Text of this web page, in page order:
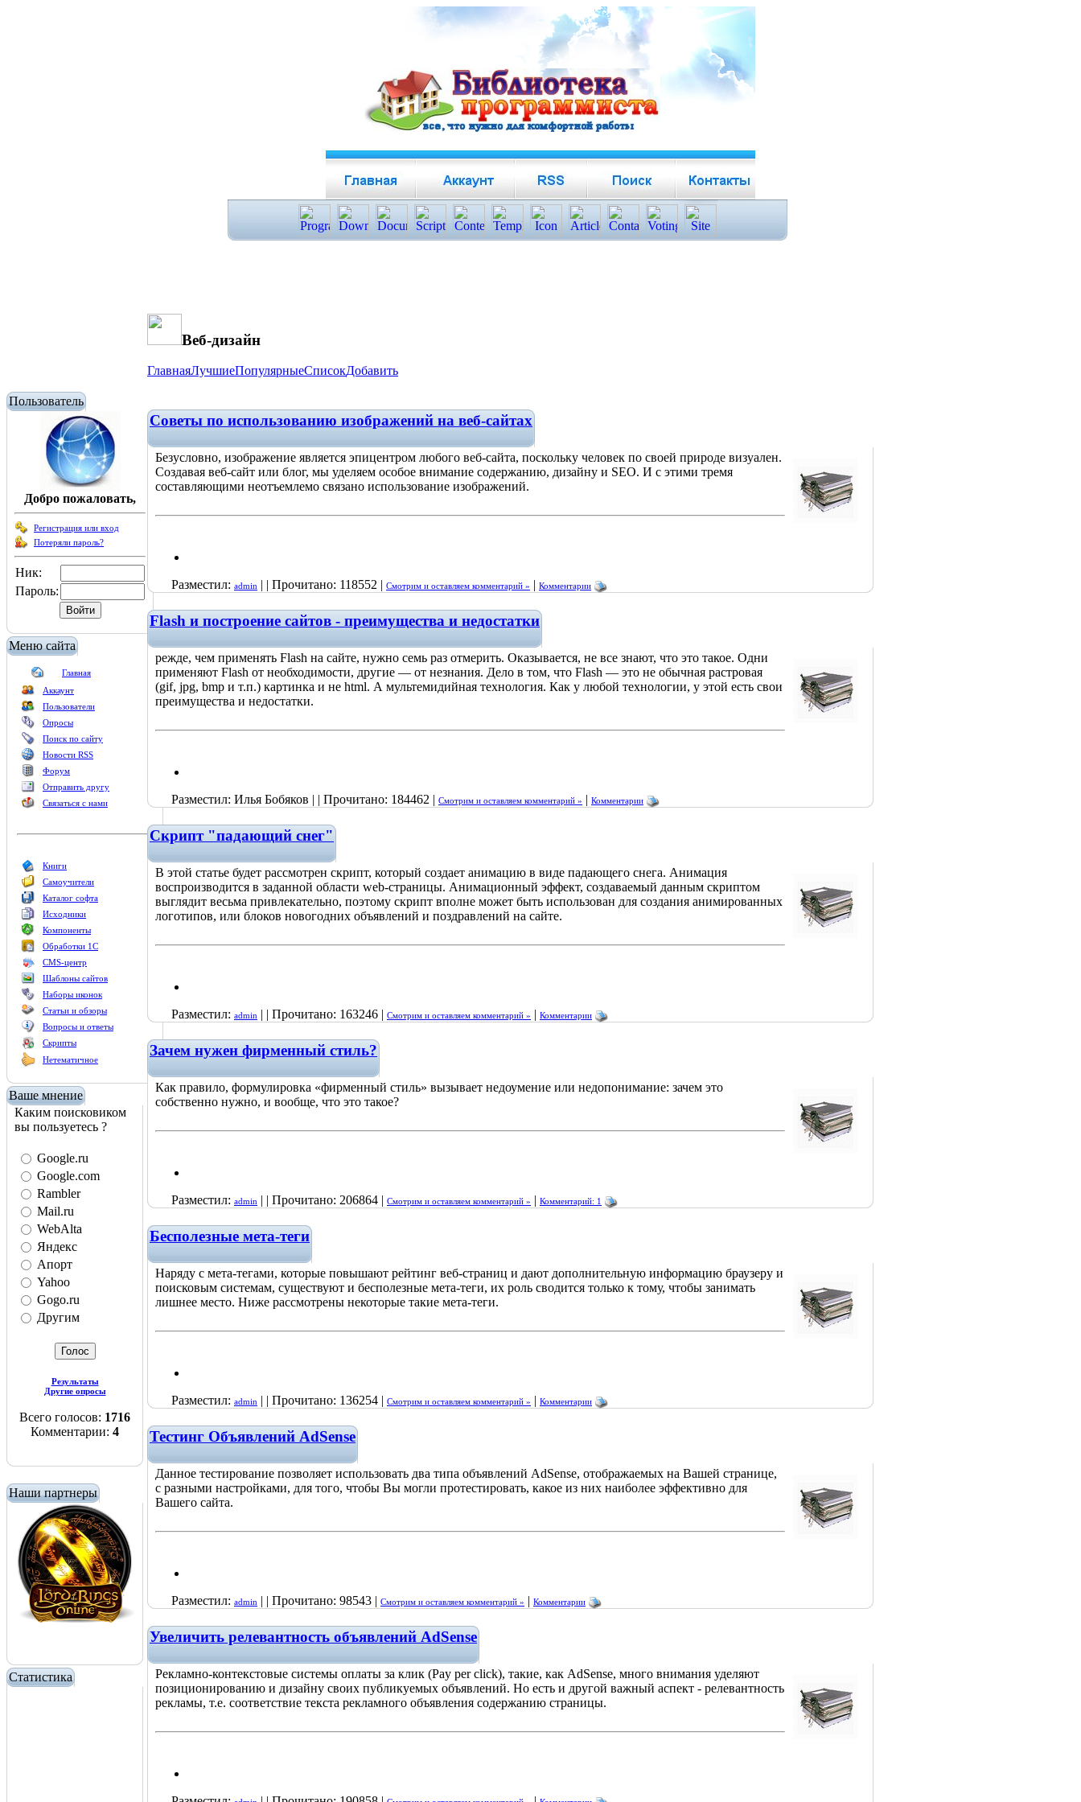
Пользователь
Добро пожаловать,
Регистрация или вход
Потеряли пароль?
Ник:
Пароль:
Меню сайта
Главная
Аккаунт
Пользователи
Опросы
Поиск по сайту
Новости RSS
Форум
Отправить другу
Связаться с нами
Книги
Самоучители
Каталог софта
Исходники
Компоненты
Обработки 1С
CMS-центр
Шаблоны сайтов
Наборы иконок
Статьи и обзоры
Вопросы и ответы
Скрипты
Нетематичное
Ваше мнение
Каким поисковиком
вы пользуетесь ?
Google.ru
Google.com
Rambler
Mail.ru
WebAlta
Яндекс
Апорт
Yahoo
Gogo.ru
Другим
Результаты
Другие опросы
Всего голосов: 1716
Комментарии: 4
Наши партнеры
Статистика
Веб-дизайн
ГлавнаяЛучшиеПопулярныеСписокДобавить
Советы по использованию изображений на веб-сайтах
Безусловно, изображение является эпицентром любого веб-сайта, поскольку человек по своей природе визуален.
Создавая веб-сайт или блог, мы уделяем особое внимание содержанию, дизайну и SEO. И с этими тремя
составляющими неотъемлемо связано использование изображений.
Разместил: admin | | Прочитано: 118552 | Смотрим и оставляем комментарий » | Комментарии
Flash и построение сайтов - преимущества и недостатки
режде, чем применять Flash на сайте, нужно семь раз отмерить. Оказывается, не все знают, что это такое. Одни
применяют Flash от необходимости, другие — от незнания. Дело в том, что Flash — это не обычная растровая
(gif, jpg, bmp и т.п.) картинка и не html. А мультемидийная технология. Как у любой технологии, у этой есть свои
преимущества и недостатки.
Разместил: Илья Бобяков | | Прочитано: 184462 | Смотрим и оставляем комментарий » | Комментарии
Скрипт "падающий снег"
В этой статье будет рассмотрен скрипт, который создает анимацию в виде падающего снега. Анимация
воспроизводится в заданной области web-страницы. Анимационный эффект, создаваемый данным скриптом
выглядит весьма привлекательно, поэтому скрипт вполне может быть использован для создания анимированных
логотипов, или блоков новогодних объявлений и поздравлений на сайте.
Разместил: admin | | Прочитано: 163246 | Смотрим и оставляем комментарий » | Комментарии
Зачем нужен фирменный стиль?
Как правило, формулировка «фирменный стиль» вызывает недоумение или недопонимание: зачем это
собственно нужно, и вообще, что это такое?
Разместил: admin | | Прочитано: 206864 | Смотрим и оставляем комментарий » | Комментарий: 1
Бесполезные мета-теги
Наряду с мета-тегами, которые повышают рейтинг веб-страниц и дают дополнительную информацию браузеру и
поисковым системам, существуют и бесполезные мета-теги, их роль сводится только к тому, чтобы занимать
лишнее место. Ниже рассмотрены некоторые такие мета-теги.
Разместил: admin | | Прочитано: 136254 | Смотрим и оставляем комментарий » | Комментарии
Тестинг Объявлений AdSense
Данное тестирование позволяет использовать два типа объявлений AdSense, отображаемых на Вашей странице,
с разными настройками, для того, чтобы Вы могли протестировать, какое из них наиболее эффективно для
Вашего сайта.
Разместил: admin | | Прочитано: 98543 | Смотрим и оставляем комментарий » | Комментарии
Увеличить релевантность объявлений AdSense
Рекламно-контекстовые системы оплаты за клик (Pay per click), такие, как AdSense, много внимания уделяют
позиционированию и дизайну своих публикуемых объявлений. Но есть и другой важный аспект - релевантность
рекламы, т.е. соответствие текста рекламного объявления содержанию страницы.